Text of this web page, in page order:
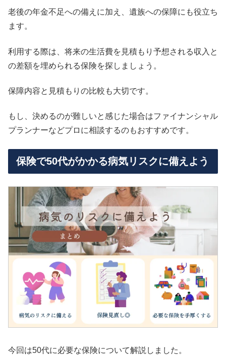
老後の年金不足への備えに加え、遺族への保障にも役立ち
ます。
利用する際は、将来の生活費を見積もり予想される収入と
の差額を埋められる保険を探しましょう。
保障内容と見積もりの比較も大切です。
もし、決めるのが難しいと感じた場合はファイナンシャル
プランナーなどプロに相談するのもおすすめです。
保険で50代がかかる病気リスクに備えよう
今回は50代に必要な保険について解説しました。